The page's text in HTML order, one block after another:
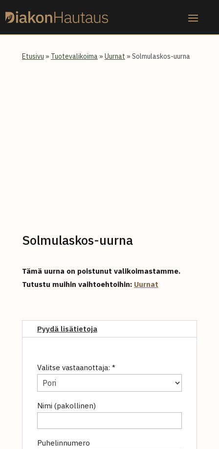
to
content
Etusivu » Tuotevalikoima» Uurnat » Solmulaskos-uurna
Solmulaskos-uurna
Tämä uurna on poistunut valikoimastamme.
Tutustu muihin vaihtoehtoihin: Uurnat
Pyydä lisätietoja
Valitse vastaanottaja: *
Nimi (pakollinen)
Puhelinnumero